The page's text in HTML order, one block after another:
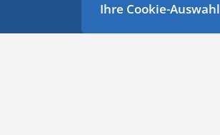
Ihre Cookie-Auswahl